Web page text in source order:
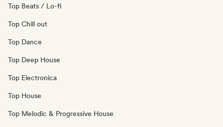
Top Beats / Lo-fi
Top Chill out
Top Dance
Top Deep House
Top Electronica
Top House
Top Melodic & Progressive House